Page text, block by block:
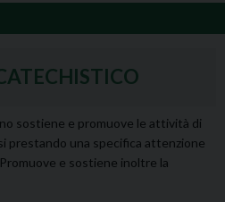
sostiene e promuove le attività di
prestando una specifica attenzione
e sostiene inoltre la